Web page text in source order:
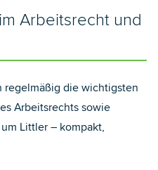
Arbeitsrecht und
regelmäßig die wichtigsten
Arbeitsrechts sowie
Littler – kompakt,